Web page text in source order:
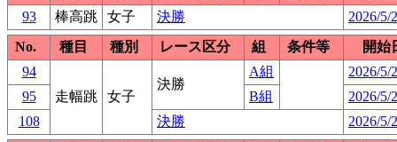
93
棒高跳 女子 決勝
2026/5/
No.
種目 種別 レース区分 組 条件等
開始
94
走幅跳
女子
決勝
A組
2026/5/
95
B組
2026/5/
108
決勝
2026/5/